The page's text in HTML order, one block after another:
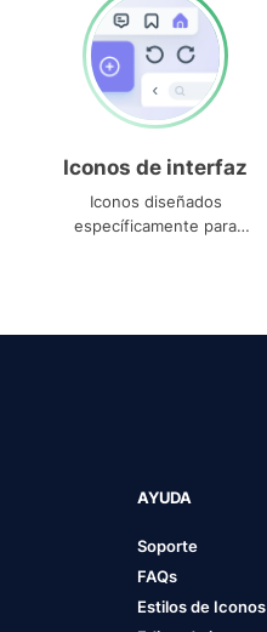
Iconos de interfaz
Iconos diseñados
específicamente para
AYUDA
Soporte
FAQs
Estilos de Iconos